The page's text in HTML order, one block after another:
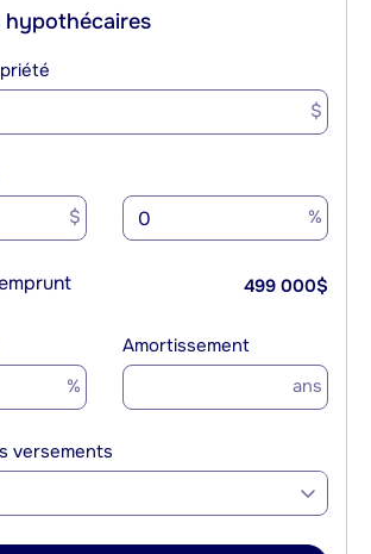
hypothécaires
$
$ %
499 000$
%
Amortissement
ans
versements